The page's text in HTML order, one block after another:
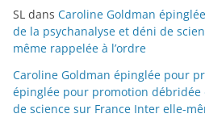
SL dans Caroline Goldman
de la psychanalyse et déni de
même rappelée à l’ordre
Caroline Goldman épinglée pour
épinglée pour promotion débridée
de science sur France Inter elle-